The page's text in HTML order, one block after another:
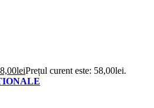
leiPrețul curent este: 58,00lei.